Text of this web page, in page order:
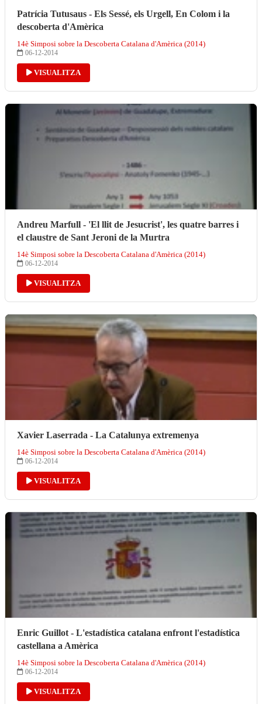
Patrícia Tutusaus - Els Sessé, els Urgell, En Colom i la
descoberta d'Amèrica
14è Simposi sobre la Descoberta Catalana d'Amèrica (2014)
06-12-2014
VISUALITZA
Andreu Marfull - 'El llit de Jesucrist', les quatre barres i
el claustre de Sant Jeroni de la Murtra
14è Simposi sobre la Descoberta Catalana d'Amèrica (2014)
06-12-2014
VISUALITZA
Xavier Laserrada - La Catalunya extremenya
14è Simposi sobre la Descoberta Catalana d'Amèrica (2014)
06-12-2014
VISUALITZA
Enric Guillot - L'estadística catalana enfront l'estadística
castellana a Amèrica
14è Simposi sobre la Descoberta Catalana d'Amèrica (2014)
06-12-2014
VISUALITZA